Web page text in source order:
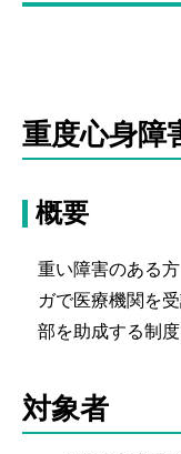
重度心身障
概要
重い障害のある
ガで医療機関を
部を助成する制度
対象者